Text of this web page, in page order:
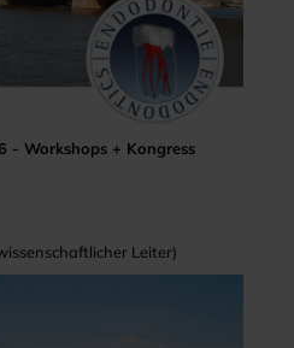
- Workshops + Kongress
Leiter)